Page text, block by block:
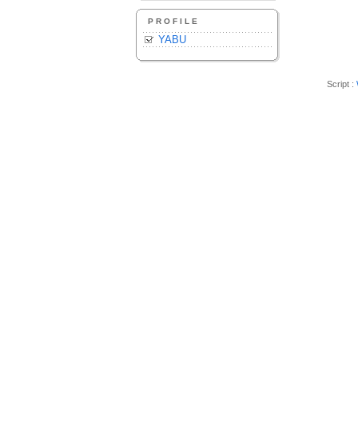
PROFILE
YABU
Script :